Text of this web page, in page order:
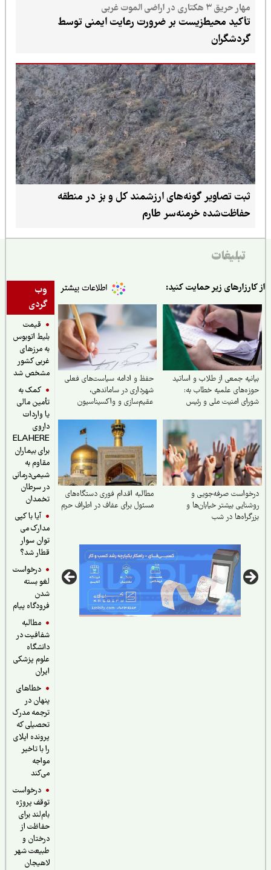
مهار حریق ۳ هکتاری در اراضی الموت غربی
تأکید محیط‌زیست بر ضرورت رعایت ایمنی توسط
گردشگران
ثبت تصاویر گونه‌های ارزشمند کل و بز در منطقه
حفاظت‌شده خرمنه‌سر طارم
تبلیغات
وب
گردی
قیمت
بلیط اتوبوس
به مرزهای
غربی کشور
مشخص شد
کمک به
تأمین مالی
یا واردات
ELAHERE
برای بیماران
مقاوم به
شیمی‌درمانی
در سرطان
تخمدان
آیا با کپی
مدارک می
توان سوار
قطار شد؟
درخواست
لغو بسته
فرودگاه پیام
مطالبه
شفافیت در
دانشگاه
علوم پزشکی
خطاهای
پنهان در
ترجمه مدرک
تحصیلی که
پرونده اپلای
را با تاخیر
درخواست
توقف پروژه
بام‌لند برای
حفاظت از
درختان و
طبیعت شهر
لاهیجان
زیر حمایت کنید:
جمعی از طلاب و اساتید
علمیه خطاب به:
امنیت ملی و رئیس
حفظ و ادامه سیاست‌های فعلی
شهرداری در ساماندهی،
عقیم‌سازی و واکسیناسیون
صرفه‌جویی و
بیشتر خیابان‌ها و
در شب
مطالبه اقدام فوری دستگاه‌های
مسئول برای عفاف در اطراف حرم